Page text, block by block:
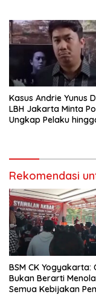
Kasus Andrie Yunus
LBH Jakarta Minta
Ungkap Pelaku
Rekomendasi
BSM CK Yogyakarta:
Bukan Berarti
Semua Kebijakan